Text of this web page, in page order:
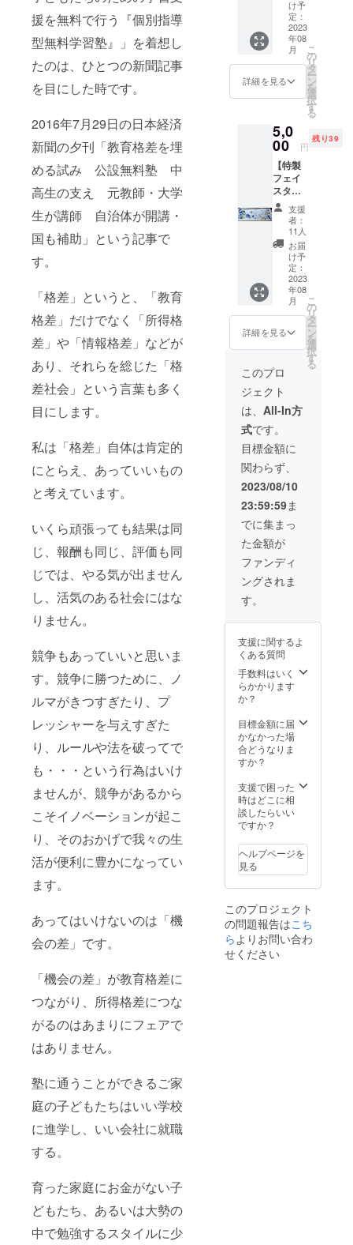
援を無料で行う『個別指導
型無料学習塾』」を着想し
たのは、ひとつの新聞記事
を目にした時です。
2016年7月29日の日本経済
新聞の夕刊「教育格差を埋
める試み 公設無料塾 中
高生の支え 元教師・大学
生が講師 自治体が開講・
国も補助」という記事で
す。
「格差」というと、「教育
格差」だけでなく「所得格
差」や「情報格差」などが
あり、それらを総じた「格
差社会」という言葉も多く
目にします。
私は「格差」自体は肯定的
にとらえ、あっていいもの
と考えています。
いくら頑張っても結果は同
じ、報酬も同じ、評価も同
じでは、やる気が出ません
し、活気のある社会にはな
りません。
競争もあっていいと思いま
す。競争に勝つために、ノ
ルマがきつすぎたり、プ
レッシャーを与えすぎた
り、ルールや法を破ってで
も・・・という行為はいけ
ませんが、競争があるから
こそイノベーションが起こ
り、そのおかげで我々の生
活が便利に豊かになってい
ます。
あってはいけないのは「機
会の差」です。
「機会の差」が教育格差に
つながり、所得格差につな
がるのはあまりにフェアで
はありません。
塾に通うことができるご家
庭の子どもたちはいい学校
に進学し、いい会社に就職
する。
育った家庭にお金がない子
どもたち、あるいは大勢の
中で勉強するスタイルに少
ハンターダ
グラスジャ
パン）株式
会社を経
実家に戻
賃貸業を継
ぐ。学生マ
ンションの
家主をしな
がら、宝塚
つばめ学習
塾）を学生
と一緒に運
営してい
る。Twitter
アカウント
の
「sepak_bol
a」はインド
ネシア語で
サッカー
ボールの
意。
メッ
セージ1
通と当
団体の
最新の
アニュ
アルレ
ポート1
（2022
年4月～
2023年
3月まで
の活動
報告
書、A4
サイズ6
ペー
ジ）を
郵送さ
せて頂
きま
す。
け予
定：
2023
年08
月
詳細を見る
こ
の
リ
タ
ー
ン
を
選
択
す
る
5,0
00 円
残り39
【特製
フェイ
スタオ
ル＋お
礼の
メッ
セージ
と活動
報告
書】宝
塚つば
め学習
会の生
徒さん
と講師
が共同
デザイ
ンし
た、オ
リジナ
ルの
フェイ
スタオ
ル（約
840×34
0㎜）1
枚、お
礼の手
書き
メッ
セージ1
通、当
団体の
最新の
ポート1
（2022
年4月～
2023年
3月まで
の活動
書、A4
サイズ6
ペー
ジ）の3
送させ
て頂き
ます。
支援
者：
11人
お届
け予
定：
2023
年08
月
詳細を見る
こ
の
リ
タ
ー
ン
を
選
択
す
る
このプロ
ジェクト
は、 All-In方
式です。
目標金額に
関わらず、
2023/08/10
23:59:59ま
でに集まっ
た金額が
ファンディ
ングされま
す。
支援に関するよ
くある質問
手数料はいく
らかかります
か？
目標金額に届
かなかった場
合どうなりま
すか？
支援で困った
時はどこに相
談したらいい
ですか？
ヘルプページを
見る
このプロジェクト
の問題報告はこち
ら よりお問い合わ
せください